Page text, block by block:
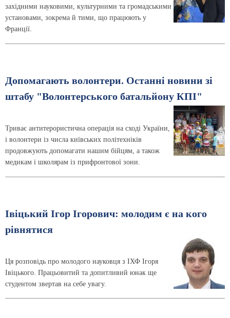
західними науковими, культурними та громадськими
установами, зокрема й тими, що працюють у
Франції.
Допомагають волонтери. Останні новини зі
штабу "Волонтерського батальйону КПІ"
Триває антитерористична операція на сході України,
і волонтери із числа київських політехніків
продовжують допомагати нашим бійцям, а також
медикам і школярам із прифронтової зони.
Івіцький Ігор Ігорович: молодим є на кого
рівнятися
Ця розповідь про молодого науковця з ІХФ Ігоря
Івіцького. Працьовитий та допитливий юнак ще
студентом звертав на себе увагу.